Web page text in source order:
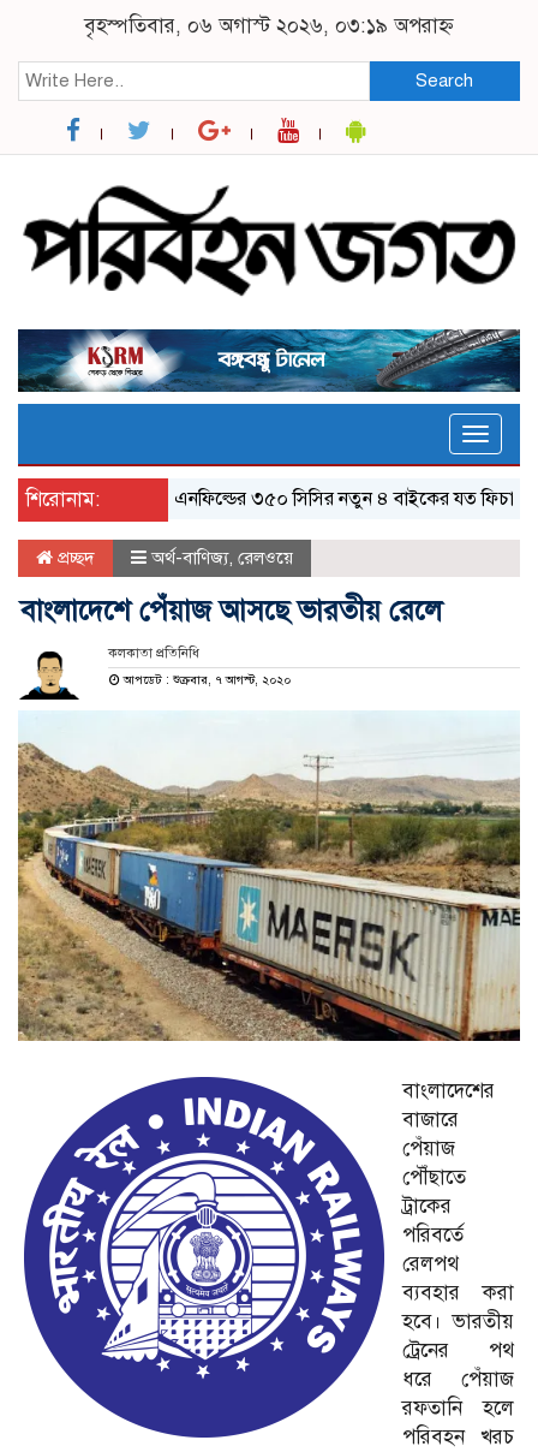
বৃহস্পতিবার, ০৬ অগাস্ট ২০২৬, ০৩:১৯ অপরাহ্ন
Search
Toggle
শিরোনাম:র‌য়্যাল এনফিল্ডের ৩৫০ সিসির নতুন ৪ বাইকের যত ফিচার
প্রচ্ছদ অর্থ-বাণিজ্য, রেলওয়ে
বাংলাদেশে পেঁয়াজ আসছে ভারতীয় রেলে
কলকাতা প্রতিনিধি
আপডেট : শুক্রবার, ৭ আগস্ট, ২০২০
বাংলাদেশের
বাজারে
পেঁয়াজ
পৌঁছাতে
ট্রাকের
পরিবর্তে
রেলপথ
ব্যবহার করা
হবে। ভারতীয়
ট্রেনের পথ
ধরে পেঁয়াজ
রফতানি হলে
পরিবহন খরচ